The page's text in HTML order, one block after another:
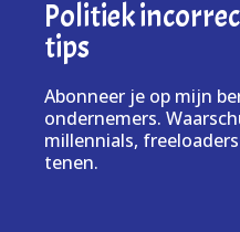
Politiek
tips
Abonneer je op mijn
ondernemers.
millennials,
tenen.